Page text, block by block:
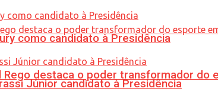
Rego destaca o poder transformador
como candidato à Presidência
Júnior candidato à Presidência